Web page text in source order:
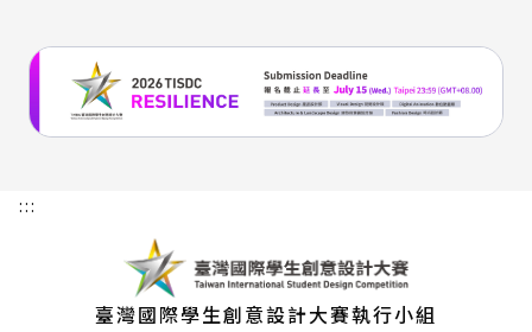
:::
臺灣國際學生創意設計大賽執行小組